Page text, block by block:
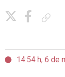
14:54 h, 6 de